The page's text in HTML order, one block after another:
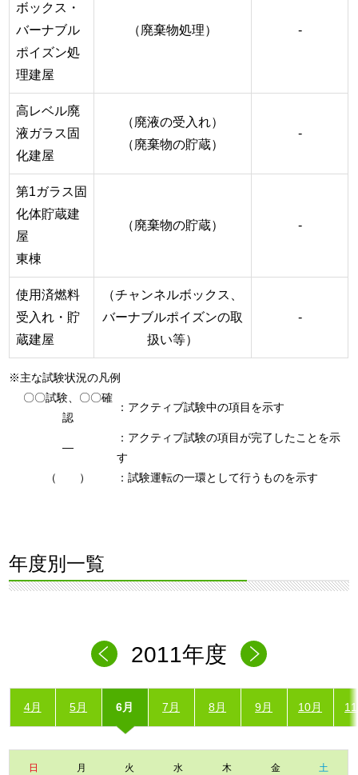
ボックス・
バーナブル
ポイズン処
理建屋
（廃棄物処理） -
高レベル廃
液ガラス固
化建屋
（廃液の受入れ）
（廃棄物の貯蔵）
-
第1ガラス固
化体貯蔵建
屋
東棟
（廃棄物の貯蔵） -
使用済燃料
受入れ・貯
蔵建屋
（チャンネルボックス、
バーナブルポイズンの取
扱い等）
-
※主な試験状況の凡例
〇〇試験、〇〇確
認
：アクティブ試験中の項目を示す
―
：アクティブ試験の項目が完了したことを示
す
（ ）
：試験運転の一環として行うものを示す
年度別一覧
2011年度
4月 5月 6月 7月 8月 9月 10月
日 月 火 水 木 金 土